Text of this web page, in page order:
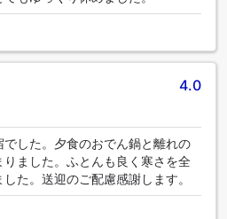
4.0
した。夕食のおでん鍋と離れの
ました。ふとんも良く寒さを全
た。送迎のご配慮感謝します。